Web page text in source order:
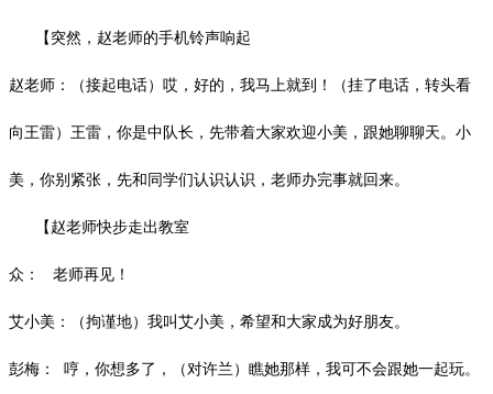
【突然 ，赵老师的手机铃声响起
赵老师：（接起电话）哎，好的，我马上就到！（挂了电话，转头看
向王雷）王雷，你是中队长，先带着大家欢迎小美，跟她聊聊天。小
美，你别紧张， 先和同学们认识认识， 老师办完事就回来。
【赵老师快步走出教室
众： 老师再见！
艾小美：（拘谨地）我叫艾小美，希望和大家成为好朋友。
彭梅： 哼，你想多了，（对许兰）瞧她那样，我可不会跟她一起玩。